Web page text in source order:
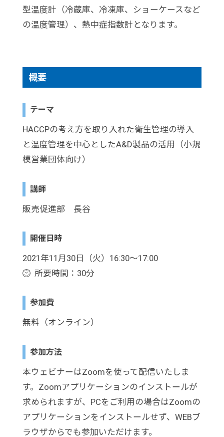
型温度計（冷蔵庫、冷凍庫、ショーケースなど
の温度管理）、熱中症指数計となります。
概要
テーマ
HACCPの考え方を取り入れた衛生管理の導入
と温度管理を中心としたA&D製品の活用（小規
模営業団体向け）
講師
販売促進部 長谷
開催日時
2021年11月30日（火）16:30～17:00
所要時間：30分
参加費
無料（オンライン）
参加方法
本ウェビナーはZoomを使って配信いたしま
す。Zoomアプリケーションのインストールが
求められますが、PCをご利用の場合はZoomの
アプリケーションをインストールせず、WEBブ
ラウザからでも参加いただけます。